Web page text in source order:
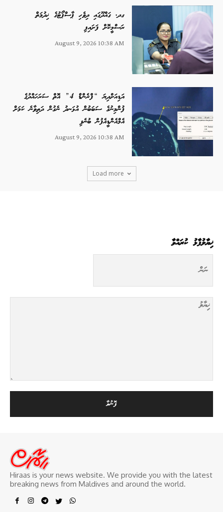
ގދ. ގައްދޫގައި ދިވެހި ޕާސްޕޯޓުގެ ޚިދުމަތް
ރަސްމީކޮށް ފަށައިފި
August 9, 2026 10:38 AM
އަޑިއަށްދިޔަ “ފްރެންޑް 4” އޮތް ސަރަހައްދުގެ
ފުންމިނުގެ ސަބަބުން އުޅަނދު ނެގުން ދަތިވާނެ ކަމަށް
އެމްއެންޑީއެފުން ބުނެފި
August 9, 2026 10:38 AM
Load more
ޚިޔާލުފާޅު ކުރައްވާ
Hiraas is your news website. We provide you with the latest
breaking news from Maldives and around the world.